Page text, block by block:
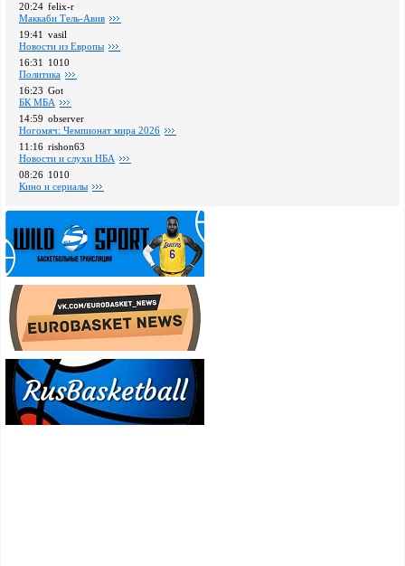
20:24 felix-r
Маккаби Тель-Авив
19:41 vasil
Новости из Европы
16:31
1010
Политика
16:23 Got
БК МБА
14:59 observer
Ногомяч: Чемпионат мира 2026
11:16 rishon63
Новости и слухи НБА
08:26 1010
Кино и сериалы